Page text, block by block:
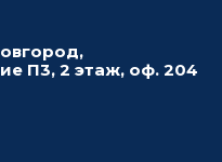
П3, 2 этаж, оф. 204